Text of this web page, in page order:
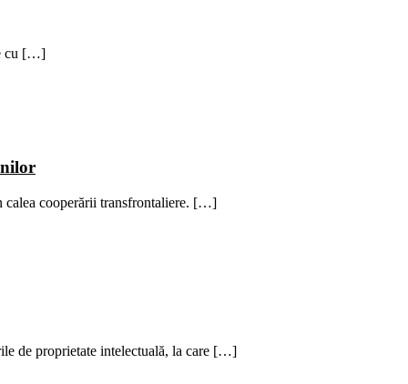
cu […]
calea cooperării transfrontaliere. […]
de proprietate intelectuală, la care […]